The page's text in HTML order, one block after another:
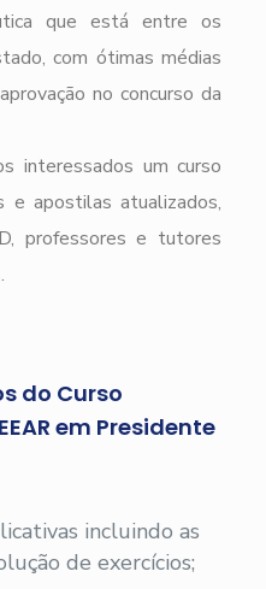
que está entre os
com ótimas médias
no concurso da
interessados um curso
e apostilas atualizados,
professores e tutores
do Curso
em Presidente
incluindo as
de exercícios;